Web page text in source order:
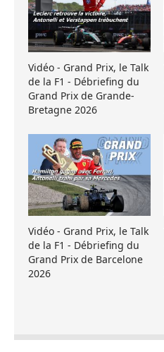
Vidéo - Grand Prix, le Talk
de la F1 - Débriefing du
Grand Prix de Grande-
Bretagne 2026
Vidéo - Grand Prix, le Talk
de la F1 - Débriefing du
Grand Prix de Barcelone
2026